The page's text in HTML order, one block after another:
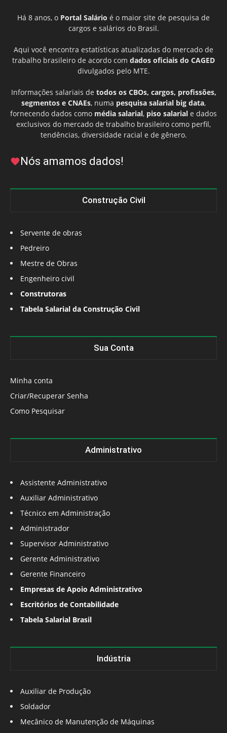
Há 8 anos, o Portal Salário é o maior site de pesquisa de
cargos e salários do Brasil.
Aqui você encontra estatísticas atualizadas do mercado de
trabalho brasileiro de acordo com dados oficiais do CAGED
divulgados pelo MTE.
Informações salariais de todos os CBOs, cargos, profissões,
segmentos e CNAEs, numa pesquisa salarial big data,
fornecendo dados como média salarial, piso salarial e dados
exclusivos do mercado de trabalho brasileiro como perfil,
tendências, diversidade racial e de gênero.
Nós amamos dados!
Construção Civil
Servente de obras
Pedreiro
Mestre de Obras
Engenheiro civil
Construtoras
Tabela Salarial da Construção Civil
Sua Conta
Minha conta
Criar/Recuperar Senha
Como Pesquisar
Administrativo
Assistente Administrativo
Auxiliar Administrativo
Técnico em Administração
Administrador
Supervisor Administrativo
Gerente Administrativo
Gerente Financeiro
Empresas de Apoio Administrativo
Escritórios de Contabilidade
Tabela Salarial Brasil
Indústria
Auxiliar de Produção
Soldador
Mecânico de Manutenção de Máquinas